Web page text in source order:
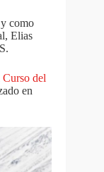
como
Elias
Curso del
en